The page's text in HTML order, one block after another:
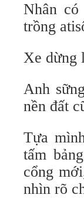
Nhân
trồng
Xe dừng
Anh
nền đất
Tựa
tấm
cổng
nhìn rõ